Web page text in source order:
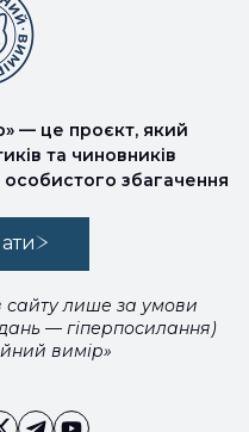
— це проєкт, який
та чиновників
збагачення
сайту лише за умови
— гіперпосилання)
вимір»